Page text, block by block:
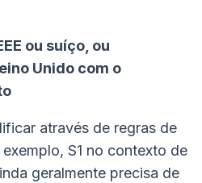
ou suíço, ou
Unido com o
através de regras de
S1 no contexto de
geralmente precisa de